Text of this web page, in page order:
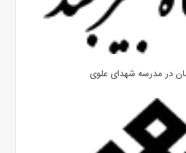
در مدرسه شهدای علوی